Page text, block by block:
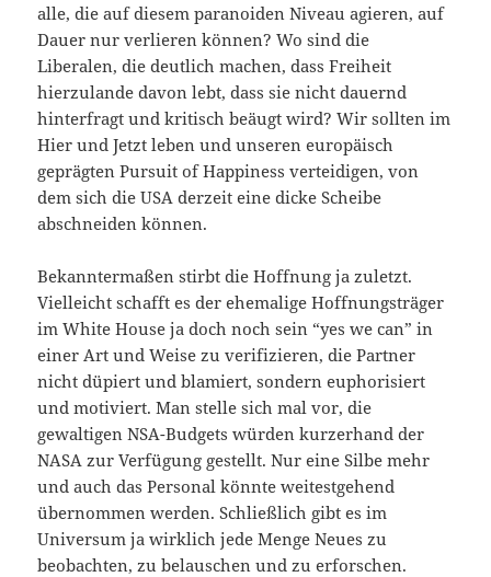
alle, die auf diesem paranoiden Niveau agieren, auf
Dauer nur verlieren können? Wo sind die
Liberalen, die deutlich machen, dass Freiheit
hierzulande davon lebt, dass sie nicht dauernd
hinterfragt und kritisch beäugt wird? Wir sollten im
Hier und Jetzt leben und unseren europäisch
geprägten Pursuit of Happiness verteidigen, von
dem sich die USA derzeit eine dicke Scheibe
abschneiden können.
Bekanntermaßen stirbt die Hoffnung ja zuletzt.
Vielleicht schafft es der ehemalige Hoffnungsträger
im White House ja doch noch sein “yes we can” in
einer Art und Weise zu verifizieren, die Partner
nicht düpiert und blamiert, sondern euphorisiert
und motiviert. Man stelle sich mal vor, die
gewaltigen NSA-Budgets würden kurzerhand der
NASA zur Verfügung gestellt. Nur eine Silbe mehr
und auch das Personal könnte weitestgehend
übernommen werden. Schließlich gibt es im
Universum ja wirklich jede Menge Neues zu
beobachten, zu belauschen und zu erforschen.